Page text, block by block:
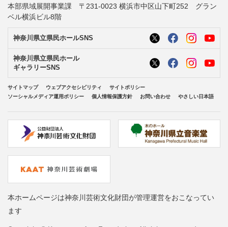
本部県域展開事業課 〒231-0023 横浜市中区山下町252 グラン
ベル横浜ビル8階
神奈川県立県民ホールSNS
神奈川県立県民ホール
ギャラリーSNS
サイトマップ ウェブアクセシビリティ
サイトポリシー
ソーシャルメディア運用ポリシー
個人情報保護方針 お問い合わせ やさしい日本語
本ホームページは神奈川芸術文化財団が管理運営をおこなってい
ます